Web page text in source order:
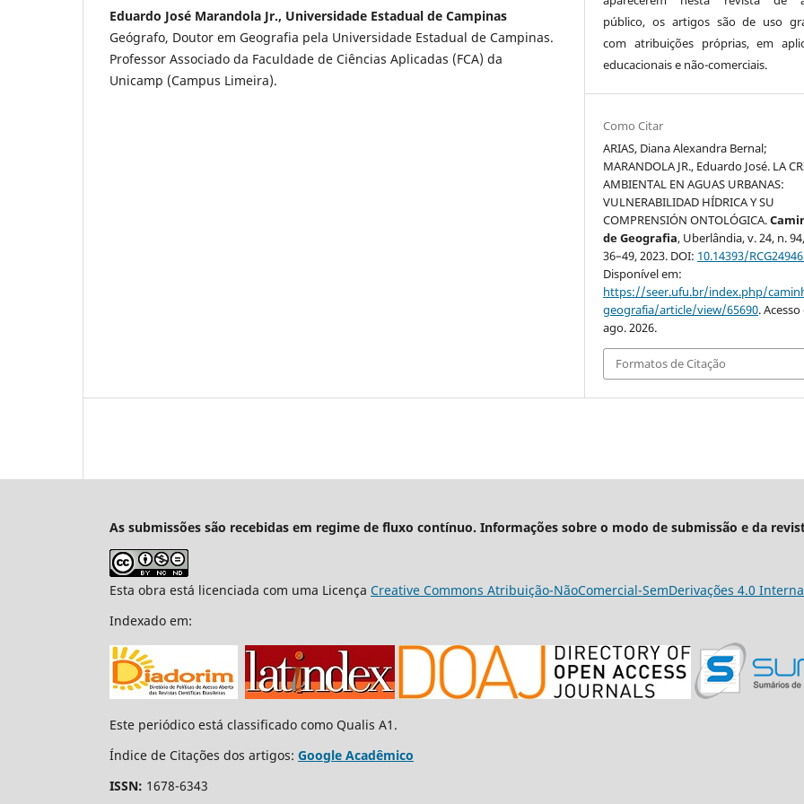
Eduardo José Marandola Jr., Universidade Estadual de Campinas
Geógrafo, Doutor em Geografia pela Universidade Estadual de Campinas.
Professor Associado da Faculdade de Ciências Aplicadas (FCA) da
Unicamp (Campus Limeira).
público, os artigos são de uso
com atribuições próprias, em
educacionais e não-comerciais.
Como Citar
ARIAS, Diana Alexandra Bernal;
MARANDOLA JR., Eduardo José. LA
AMBIENTAL EN AGUAS URBANAS:
VULNERABILIDAD HÍDRICA Y SU
COMPRENSIÓN ONTOLÓGICA.
de Geografia, Uberlândia, v. 24, n.
36–49, 2023. DOI: 10.14393/
Disponível em:
https://seer.ufu.br/index.php/
geografia/article/view/65690.
ago. 2026.
Formatos de Citação
As submissões são recebidas em regime de fluxo contínuo. Informações sobre o modo de submissão e da
Esta obra está licenciada com uma Licença Creative Commons Atribuição-NãoComercial-SemDerivações 4.0
Indexado em:
Este periódico está classificado como Qualis A1.
Índice de Citações dos artigos: Google Acadêmico
ISSN: 1678-6343